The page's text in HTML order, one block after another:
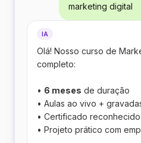
marketing digital
IA
Olá! Nosso curso de
completo:
• 6 meses de duração
• Aulas ao vivo +
• Certificado reconhecido
• Projeto prático com